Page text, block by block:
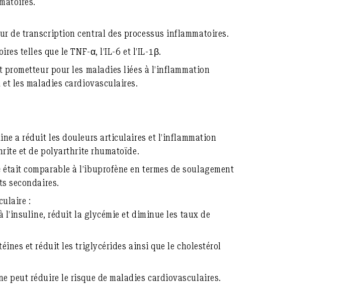
de transcription central des processus inflammatoires.
telles que le TNF-α, l’IL-6 et l’IL-1β.
pour les maladies liées à l’inflammation
et les maladies cardiovasculaires.
a réduit les douleurs articulaires et l’inflammation
et de polyarthrite rhumatoïde.
comparable à l’ibuprofène en termes de soulagement
secondaires.
:
l’insuline, réduit la glycémie et diminue les taux de
et réduit les triglycérides ainsi que le cholestérol
peut réduire le risque de maladies cardiovasculaires.